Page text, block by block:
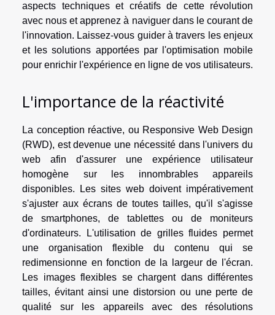
aspects techniques et créatifs de cette révolution
avec nous et apprenez à naviguer dans le courant de
l'innovation. Laissez-vous guider à travers les enjeux
et les solutions apportées par l'optimisation mobile
pour enrichir l'expérience en ligne de vos utilisateurs.
L'importance de la réactivité
La conception réactive, ou Responsive Web Design
(RWD), est devenue une nécessité dans l'univers du
web afin d'assurer une expérience utilisateur
homogène sur les innombrables appareils
disponibles. Les sites web doivent impérativement
s'ajuster aux écrans de toutes tailles, qu'il s'agisse
de smartphones, de tablettes ou de moniteurs
d'ordinateurs. L'utilisation de grilles fluides permet
une organisation flexible du contenu qui se
redimensionne en fonction de la largeur de l'écran.
Les images flexibles se chargent dans différentes
tailles, évitant ainsi une distorsion ou une perte de
qualité sur les appareils avec des résolutions